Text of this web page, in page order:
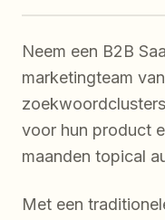
Neem een B2B
marketingteam
voor hun product
maanden topical
Met een